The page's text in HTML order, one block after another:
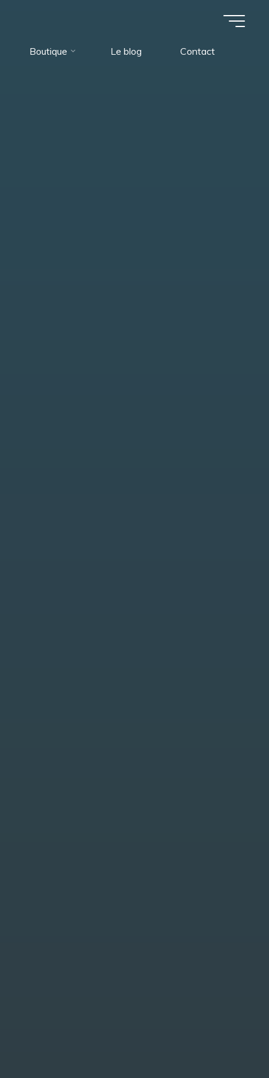
Boutique Le blog Contact